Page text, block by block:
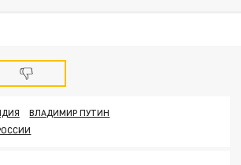
ВЛАДИМИР ПУТИН